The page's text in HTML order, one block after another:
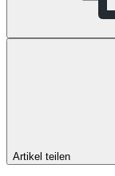
Artikel teilen